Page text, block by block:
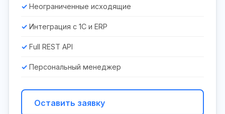
Неограниченные исходящие
Интеграция с 1С и ERP
Full REST API
Персональный менеджер
Оставить заявку